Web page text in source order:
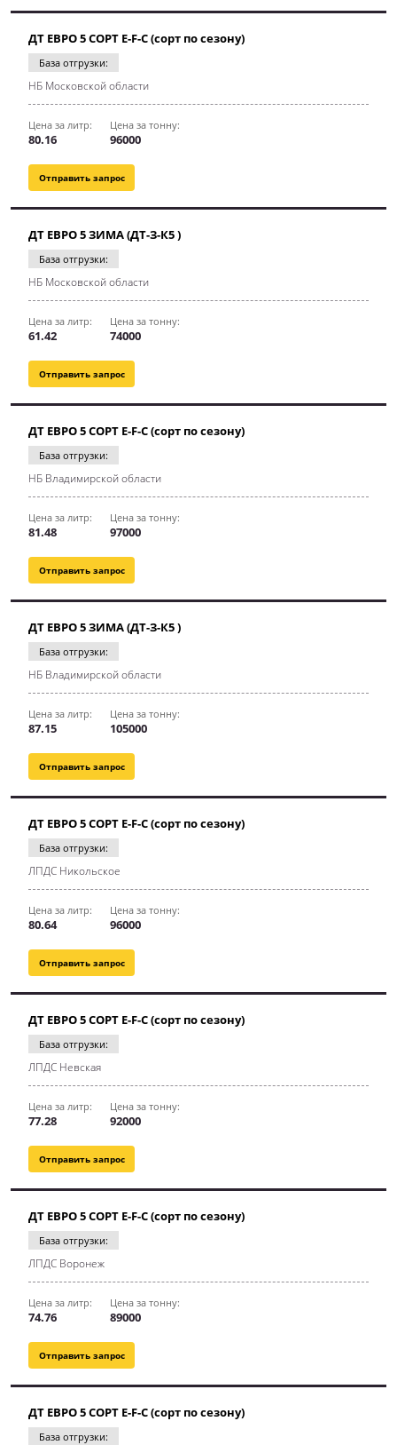
Отправить запрос
ДТ ЕВРО 5 СОРТ E-F-C (сорт по сезону)
База отгрузки:
НБ Московской области
Цена за литр:
80.16
Цена за тонну:
96000
Отправить запрос
ДТ ЕВРО 5 ЗИМА (ДТ-З-К5 )
База отгрузки:
НБ Московской области
Цена за литр:
61.42
Цена за тонну:
74000
Отправить запрос
ДТ ЕВРО 5 СОРТ E-F-C (сорт по сезону)
База отгрузки:
НБ Владимирской области
Цена за литр:
81.48
Цена за тонну:
97000
Отправить запрос
ДТ ЕВРО 5 ЗИМА (ДТ-З-К5 )
База отгрузки:
НБ Владимирской области
Цена за литр:
87.15
Цена за тонну:
105000
Отправить запрос
ДТ ЕВРО 5 СОРТ E-F-C (сорт по сезону)
База отгрузки:
ЛПДС Никольское
Цена за литр:
80.64
Цена за тонну:
96000
Отправить запрос
ДТ ЕВРО 5 СОРТ E-F-C (сорт по сезону)
База отгрузки:
ЛПДС Невская
Цена за литр:
77.28
Цена за тонну:
92000
Отправить запрос
ДТ ЕВРО 5 СОРТ E-F-C (сорт по сезону)
База отгрузки:
ЛПДС Воронеж
Цена за литр:
74.76
Цена за тонну:
89000
ДТ ЕВРО 5 СОРТ E-F-C (сорт по сезону)
База отгрузки: